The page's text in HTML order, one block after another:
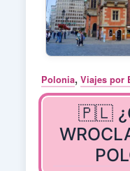
Polonia, Viajes por
🇵🇱